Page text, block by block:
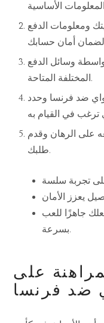
ومعلومات الدفع
وسائل الدفع
المختلفة المتاحة.
ضد فرنسا وحدد
على الرهان وقدم
طلبك.
جاهزًا للعب
بسرعة.
على
ضد فرنسا